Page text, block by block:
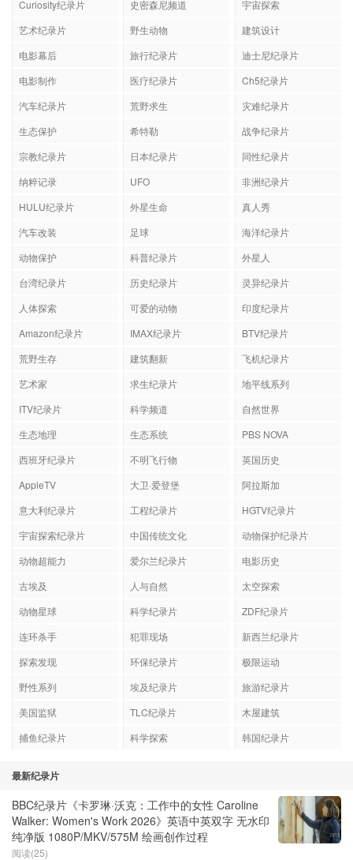
Curiosity纪录片 史密森尼频道
宇宙探索
艺术纪录片
野生动物
建筑设计
电影幕后
旅行纪录片
迪士尼纪录片
电影制作
医疗纪录片
Ch5纪录片
汽车纪录片
荒野求生
灾难纪录片
生态保护
希特勒
战争纪录片
宗教纪录片
日本纪录片
同性纪录片
纳粹记录
UFO
非洲纪录片
HULU纪录片
外星生命
真人秀
汽车改装
足球
海洋纪录片
动物保护
科普纪录片
外星人
台湾纪录片
历史纪录片
灵异纪录片
人体探索
可爱的动物
印度纪录片
Amazon纪录片
IMAX纪录片
BTV纪录片
荒野生存
建筑翻新
飞机纪录片
艺术家
求生纪录片
地平线系列
ITV纪录片
科学频道
自然世界
生态地理
生态系统
PBS NOVA
西班牙纪录片
不明飞行物
英国历史
AppleTV
大卫·爱登堡
阿拉斯加
意大利纪录片
工程纪录片
HGTV纪录片
宇宙探索纪录片
中国传统文化
动物保护纪录片
动物超能力
爱尔兰纪录片
电影历史
古埃及
人与自然
太空探索
动物星球
科学纪录片
ZDF纪录片
连环杀手
犯罪现场
新西兰纪录片
探索发现
环保纪录片
极限运动
野性系列
埃及纪录片
旅游纪录片
美国监狱
TLC纪录片
木屋建筑
捕鱼纪录片
科学探索 韩国纪录片
最新纪录片
BBC纪录片《卡罗琳·沃克：工作中的女性 Caroline
Walker: Women's Work 2026》英语中英双字 无水印
纯净版 1080P/MKV/575M 绘画创作过程
阅读(25)